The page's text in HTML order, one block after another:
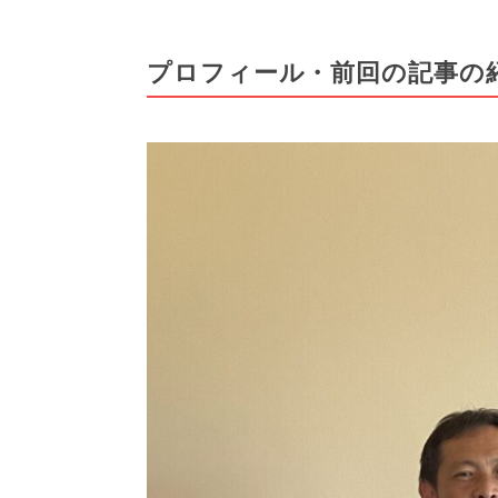
プロフィール・前回の記事の